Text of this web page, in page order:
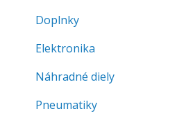
Doplnky
Elektronika
Náhradné diely
Pneumatiky